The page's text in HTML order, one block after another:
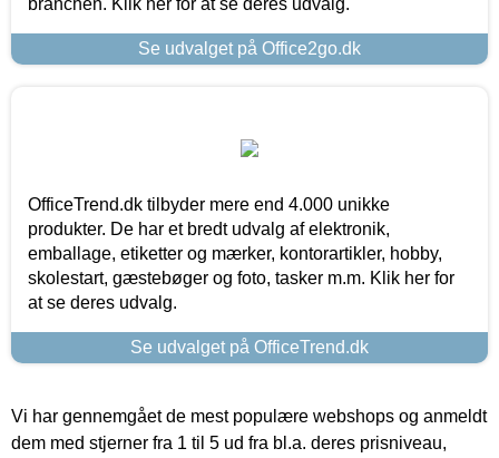
Se udvalget på Office2go.dk
OfficeTrend.dk tilbyder mere end 4.000 unikke
produkter. De har et bredt udvalg af elektronik,
emballage, etiketter og mærker, kontorartikler, hobby,
skolestart, gæstebøger og foto, tasker m.m. Klik her for
at se deres udvalg.
Se udvalget på OfficeTrend.dk
Vi har gennemgået de mest populære webshops og anmeldt
dem med stjerner fra 1 til 5 ud fra bl.a. deres prisniveau,